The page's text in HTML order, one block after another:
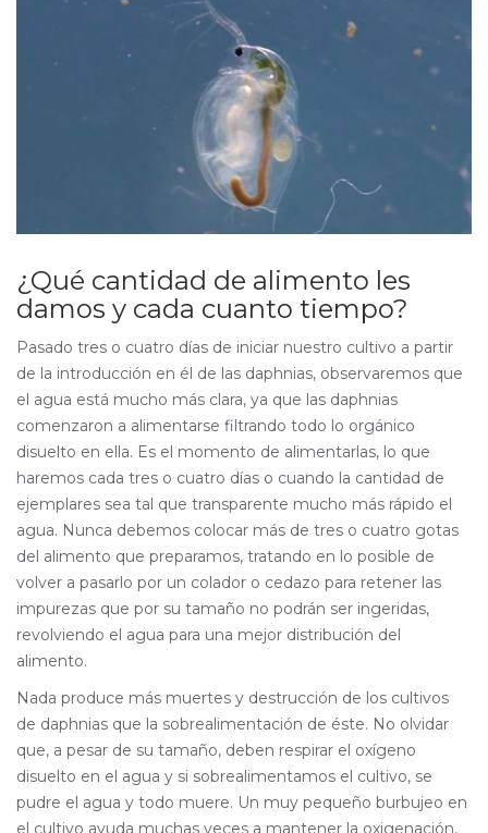
¿Qué cantidad de alimento les
damos y cada cuanto tiempo?
Pasado tres o cuatro días de iniciar nuestro cultivo a partir
de la introducción en él de las daphnias, observaremos que
el agua está mucho más clara, ya que las daphnias
comenzaron a alimentarse filtrando todo lo orgánico
disuelto en ella. Es el momento de alimentarlas, lo que
haremos cada tres o cuatro días o cuando la cantidad de
ejemplares sea tal que transparente mucho más rápido el
agua. Nunca debemos colocar más de tres o cuatro gotas
del alimento que preparamos, tratando en lo posible de
volver a pasarlo por un colador o cedazo para retener las
impurezas que por su tamaño no podrán ser ingeridas,
revolviendo el agua para una mejor distribución del
alimento.
Nada produce más muertes y destrucción de los cultivos
de daphnias que la sobrealimentación de éste. No olvidar
que, a pesar de su tamaño, deben respirar el oxígeno
disuelto en el agua y si sobrealimentamos el cultivo, se
pudre el agua y todo muere. Un muy pequeño burbujeo en
el cultivo ayuda muchas veces a mantener la oxigenación,